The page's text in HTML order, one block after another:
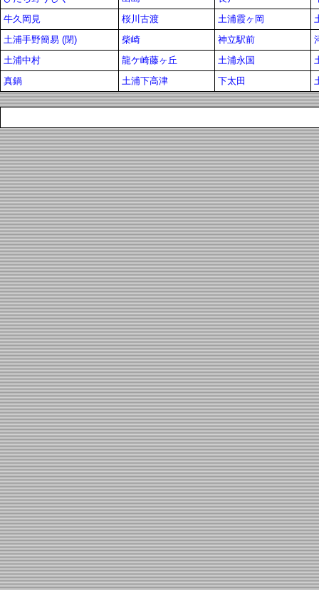
牛久岡見
桜川古渡 土浦霞ヶ岡
土浦手野簡易 (閉)
柴崎 神立駅前
土浦中村
龍ケ崎藤ヶ丘 土浦永国
真鍋
土浦下高津 下太田